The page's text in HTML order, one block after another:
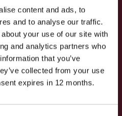
content and ads, to
and to analyse our traffic.
your use of our site with
and analytics partners who
that you’ve
collected from your use
expires in 12 months.
kan agera med trygghet
världen över och